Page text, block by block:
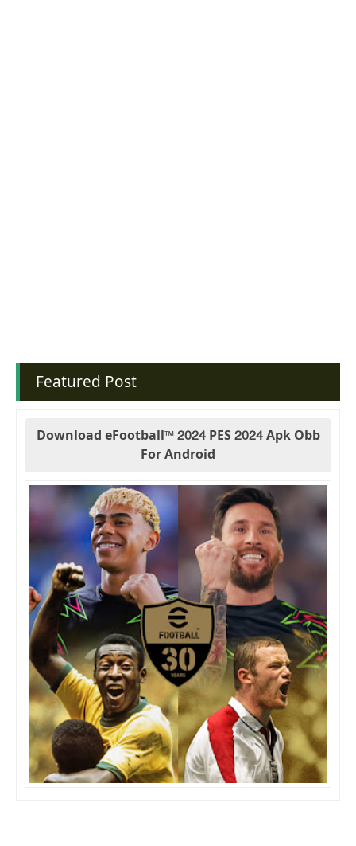
Featured Post
Download eFootball™ 2024 PES 2024 Apk Obb
For Android